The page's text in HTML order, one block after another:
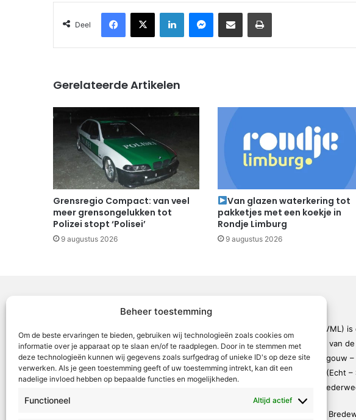
Beheer toestemming
Om de beste ervaringen te bieden, gebruiken wij technologieën zoals cookies om
informatie over je apparaat op te slaan en/of te raadplegen. Door in te stemmen met
deze technologieën kunnen wij gegevens zoals surfgedrag of unieke ID's op deze site
verwerken. Als je geen toestemming geeft of uw toestemming intrekt, kan dit een
nadelige invloed hebben op bepaalde functies en mogelijkheden.
Functioneel Altijd actief
Deel
Facebook
X LinkedInMessenger
Deel via Email Print
Gerelateerde Artikelen
Grensregio Compact: van veel
meer grensongelukken tot
Polizei stopt ‘Polisei’
9 augustus 2026
Van glazen waterkering tot
pakketjes met een koekje in
Rondje Limburg
9 augustus 2026
Voor Midden-Limburg (VML) is
samenwerkingsverband van
ML5 (Roermond – Maasgouw –
OR6 (Roerdalen), SOL2 (Echt
en WeertFM (Weert –
VML is gevestigd op de